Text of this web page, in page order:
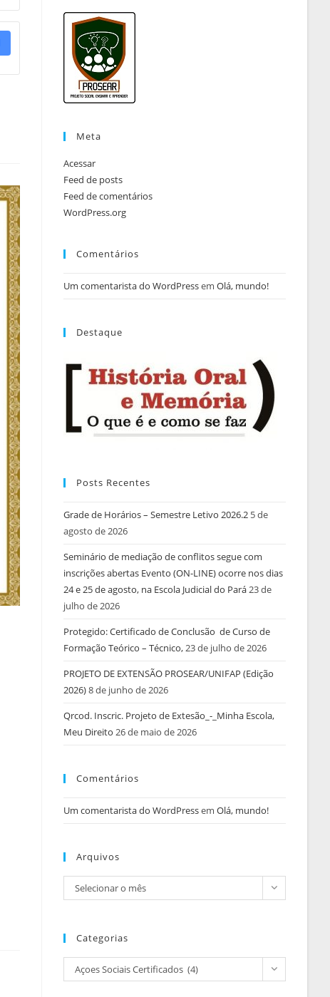
Meta
Acessar
Feed de posts
Feed de comentários
WordPress.org
Comentários
Um comentarista do WordPressemOlá, mundo!
Destaque
Posts Recentes
Grade de Horários – Semestre Letivo 2026.2 5 de
agosto de 2026
Seminário de mediação de conflitos segue com
inscrições abertas Evento (ON-LINE) ocorre nos dias
24 e 25 de agosto, na Escola Judicial do Pará23 de
julho de 2026
Protegido: Certificado de Conclusão de Curso de
Formação Teórico – Técnico,23 de julho de 2026
PROJETO DE EXTENSÃO PROSEAR/UNIFAP (Edição
2026)8 de junho de 2026
Qrcod. Inscric. Projeto de Extesão_-_Minha Escola,
Meu Direito 26 de maio de 2026
Comentários
Um comentarista do WordPressemOlá, mundo!
Arquivos
Selecionar o mês
Categorias
Açoes Sociais Certificados (4)